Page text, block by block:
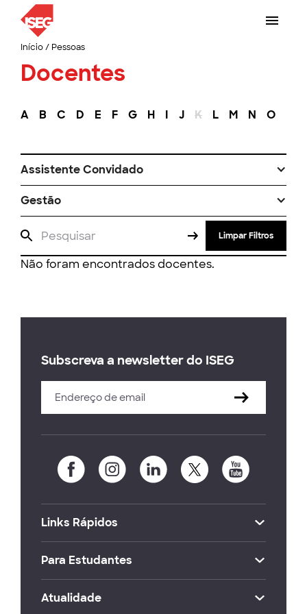
Início/ Pessoas
Docentes
A B C D E F G H I J K L M N O
Assistente Convidado
Gestão
Limpar Filtros
Não foram encontrados docentes.
Subscreva a newsletter do ISEG
Links Rápidos
Para Estudantes
Atualidade